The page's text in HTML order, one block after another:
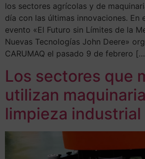
los sectores agrícolas y de
día con las últimas innovaciones. En
evento «El Futuro sin Límites de la
Nuevas Tecnologías John Deere»
CARUMAQ el pasado 9 de febrero
Los sectores que
utilizan
limpieza industrial